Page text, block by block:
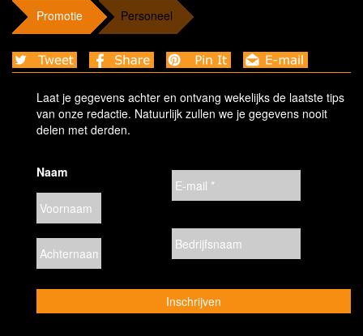
Promotie Personeel
Laat je gegevens achter en ontvang wekelijks de laatste tips
van onze redactie. Natuurlijk zullen we je gegevens nooit
delen met derden.
Naam